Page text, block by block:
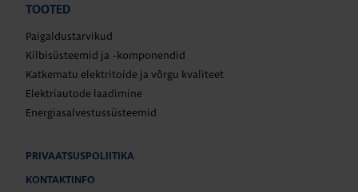
TOOTED
Paigaldustarvikud
Kilbisüsteemid ja -komponendid
Katkematu elektritoide ja võrgu kvaliteet
Elektriautode laadimine
Energiasalvestussüsteemid
PRIVAATSUSPOLIITIKA
KONTAKTINFO